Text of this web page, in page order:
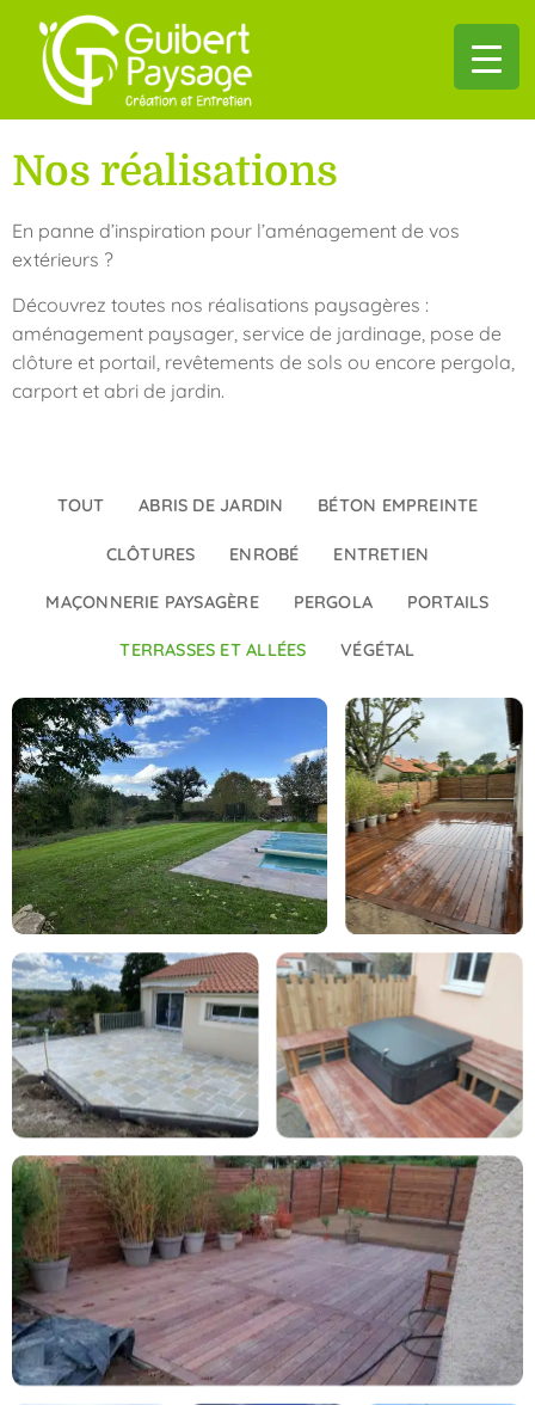
Nos réalisations
En panne d’inspiration pour l’aménagement de vos
extérieurs ?
Découvrez toutes nos réalisations paysagères :
aménagement paysager, service de jardinage, pose de
clôture et portail, revêtements de sols ou encore pergola,
carport et abri de jardin.
TOUT ABRIS DE JARDIN BÉTON EMPREINTE
CLÔTURES ENROBÉ ENTRETIEN
MAÇONNERIE PAYSAGÈRE PERGOLA PORTAILS
TERRASSES ET ALLÉES VÉGÉTAL